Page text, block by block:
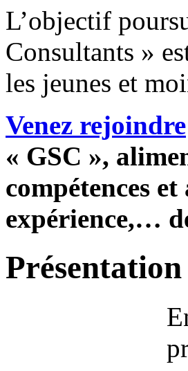
L’objectif
Consultants »
les jeunes et
Venez rejoindre
« GSC »,
compétences
expérience,…
Présentation